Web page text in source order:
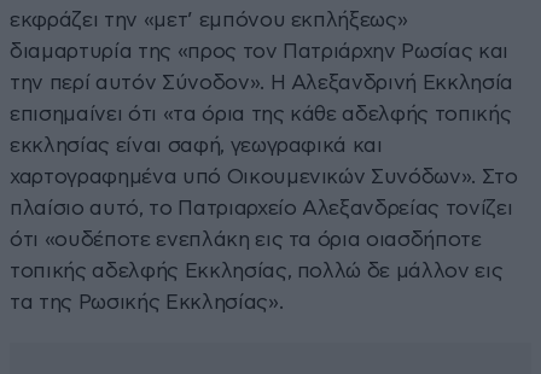
εκφράζει την «μετ’ εμπόνου εκπλήξεως»
διαμαρτυρία της «προς τον Πατριάρχην Ρωσίας και
την περί αυτόν Σύνοδον». Η Αλεξανδρινή Εκκλησία
επισημαίνει ότι «τα όρια της κάθε αδελφής τοπικής
εκκλησίας είναι σαφή, γεωγραφικά και
χαρτογραφημένα υπό Οικουμενικών Συνόδων». Στο
πλαίσιο αυτό, το Πατριαρχείο Αλεξανδρείας τονίζει
ότι «ουδέποτε ενεπλάκη εις τα όρια οιασδήποτε
τοπικής αδελφής Εκκλησίας, πολλώ δε μάλλον εις
τα της Ρωσικής Εκκλησίας».